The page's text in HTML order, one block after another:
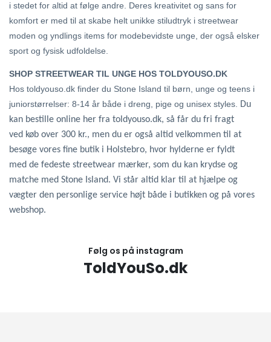
i stedet for altid at følge andre. Deres kreativitet og sans for
komfort er med til at skabe helt unikke stiludtryk i streetwear
moden og yndlings items for modebevidste unge, der også elsker
sport og fysisk udfoldelse.
SHOP STREETWEAR TIL UNGE HOS TOLDYOUSO.DK
Hos toldyouso.dk finder du Stone Island til børn, unge og teens i
juniorstørrelser: 8-14 år både i dreng, pige og unisex styles.
Du
kan bestille online her fra toldyouso.dk, så får du fri fragt
ved køb over 300 kr., men du er også altid velkommen til at
besøge vores fine butik i Holstebro, hvor hylderne er fyldt
med de fedeste streetwear mærker, som du kan krydse og
matche med Stone Island. Vi står altid klar til at hjælpe og
vægter den personlige service højt både i butikken og på vores
webshop.
Følg os på instagram
ToldYouSo.dk